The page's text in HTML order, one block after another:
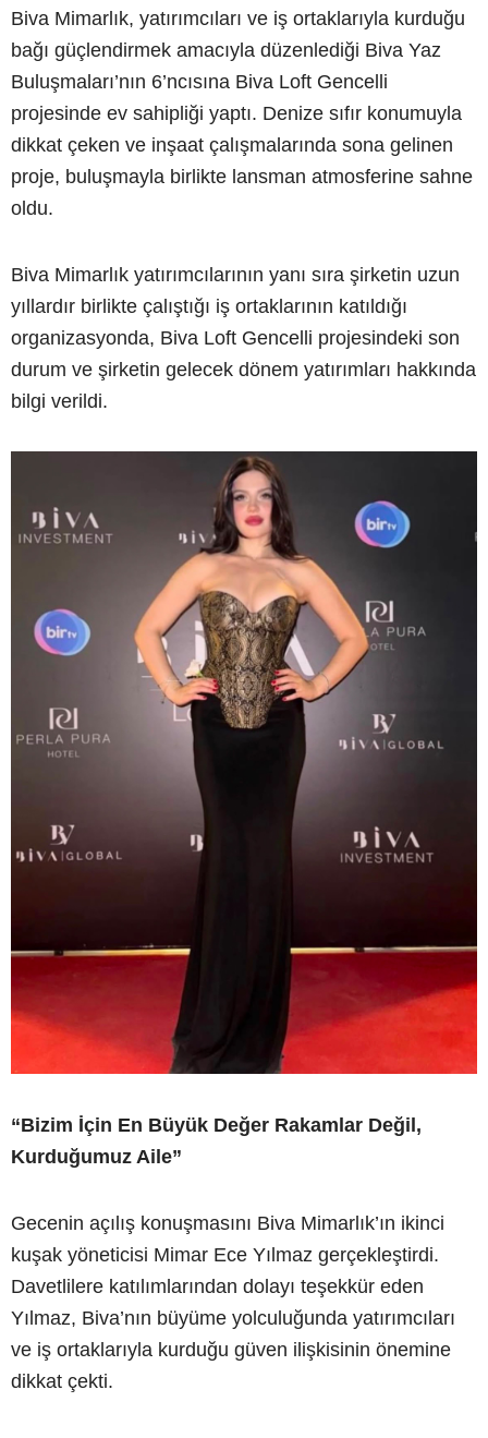
Biva Mimarlık, yatırımcıları ve iş ortaklarıyla kurduğu
bağı güçlendirmek amacıyla düzenlediği Biva Yaz
Buluşmaları’nın 6’ncısına Biva Loft Gencelli
projesinde ev sahipliği yaptı. Denize sıfır konumuyla
dikkat çeken ve inşaat çalışmalarında sona gelinen
proje, buluşmayla birlikte lansman atmosferine sahne
oldu.
Biva Mimarlık yatırımcılarının yanı sıra şirketin uzun
yıllardır birlikte çalıştığı iş ortaklarının katıldığı
organizasyonda, Biva Loft Gencelli projesindeki son
durum ve şirketin gelecek dönem yatırımları hakkında
bilgi verildi.
“Bizim İçin En Büyük Değer Rakamlar Değil,
Kurduğumuz Aile”
Gecenin açılış konuşmasını Biva Mimarlık’ın ikinci
kuşak yöneticisi Mimar Ece Yılmaz gerçekleştirdi.
Davetlilere katılımlarından dolayı teşekkür eden
Yılmaz, Biva’nın büyüme yolculuğunda yatırımcıları
ve iş ortaklarıyla kurduğu güven ilişkisinin önemine
dikkat çekti.